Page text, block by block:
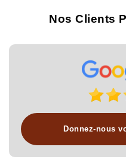
Nos Clients
Donnez-nous